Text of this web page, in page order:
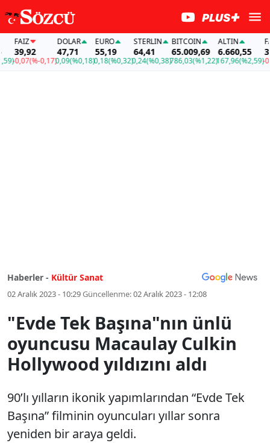
(%-0,17)
DOLAR
47,71
0,09(%0,18)
EURO
55,19
0,18(%0,32)
STERLIN
64,41
0,24(%0,38)
BITCOIN
65.009,69
786,03(%1,22)
ALTIN
6.660,55
167,96(%2,59)
39,92
-0,07
Haberler - Kültür Sanat
02 Aralık 2023 - 10:29Güncellenme:02 Aralık 2023 - 12:08
"Evde Tek Başına"nın ünlü
oyuncusu Macaulay Culkin
Hollywood yıldızını aldı
90’lı yılların ikonik yapımlarından “Evde Tek
Başına” filminin oyuncuları yıllar sonra
yeniden bir araya geldi.